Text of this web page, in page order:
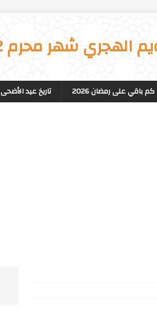
الهجري شهر محرم 1322
كم باقي على رمضان 2026 تاريخ عيد الأضحى 2026